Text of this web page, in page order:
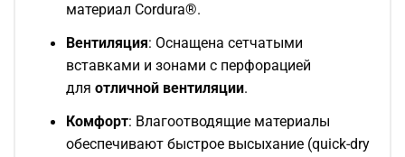
материал Cordura®.
Вентиляция: Оснащена сетчатыми
вставками и зонами с перфорацией
для отличной вентиляции.
Комфорт: Влагоотводящие материалы
обеспечивают быстрое высыхание (quick-dry